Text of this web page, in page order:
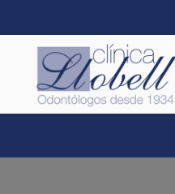
to
content